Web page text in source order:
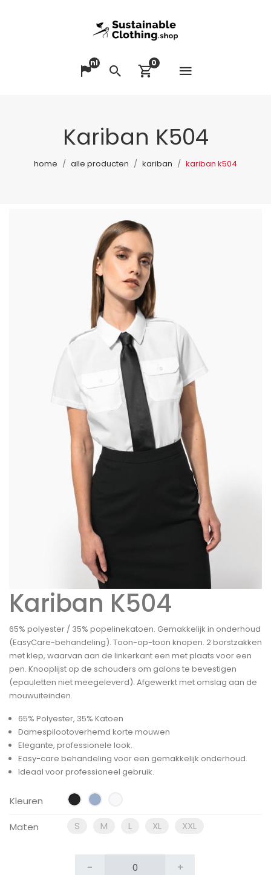
Taal veranderen
nl
ZoekenWinkelwagen
0
Kariban K504
home alle producten kariban kariban k504
Kariban K504
65% polyester / 35% popelinekatoen. Gemakkelijk in onderhoud
(EasyCare-behandeling). Toon-op-toon knopen. 2 borstzakken
met klep, waarvan aan de linkerkant een met plaats voor een
pen. Knooplijst op de schouders om galons te bevestigen
(epauletten niet meegeleverd). Afgewerkt met omslag aan de
mouwuiteinden.
65% Polyester, 35% Katoen
Damespilootoverhemd korte mouwen
Elegante, professionele look.
Easy-care behandeling voor een gemakkelijk onderhoud.
Ideaal voor professioneel gebruik.
Kleuren
Maten S M L XL XXL
- +